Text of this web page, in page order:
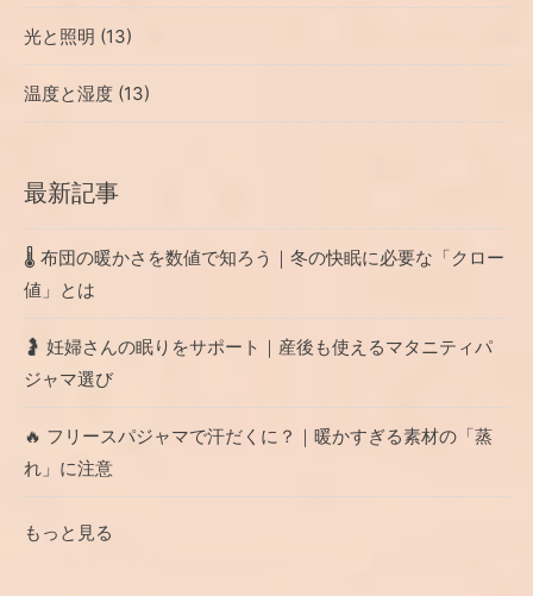
光と照明 (13)
温度と湿度 (13)
最新記事
🌡️ 布団の暖かさを数値で知ろう｜冬の快眠に必要な「クロー
値」とは
🤰 妊婦さんの眠りをサポート｜産後も使えるマタニティパ
ジャマ選び
🔥 フリースパジャマで汗だくに？｜暖かすぎる素材の「蒸
れ」に注意
もっと見る